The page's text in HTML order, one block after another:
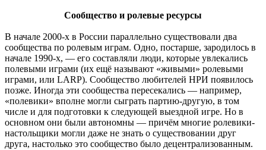
Сообщество и ролевые ресурсы
В начале 2000-х в России параллельно существовали два
сообщества по ролевым играм. Одно, постарше, зародилось в
начале 1990-х, — его составляли люди, которые увлекались
полевыми играми (их ещё называют «живыми» ролевыми
играми, или LARP). Сообщество любителей НРИ появилось
позже. Иногда эти сообщества пересекались — например,
«полевики» вполне могли сыграть партию-другую, в том
числе и для подготовки к следующей выездной игре. Но в
основном они были автономны — причём многие ролевики-
настольщики могли даже не знать о существовании друг
друга, настолько это сообщество было децентрализованным.